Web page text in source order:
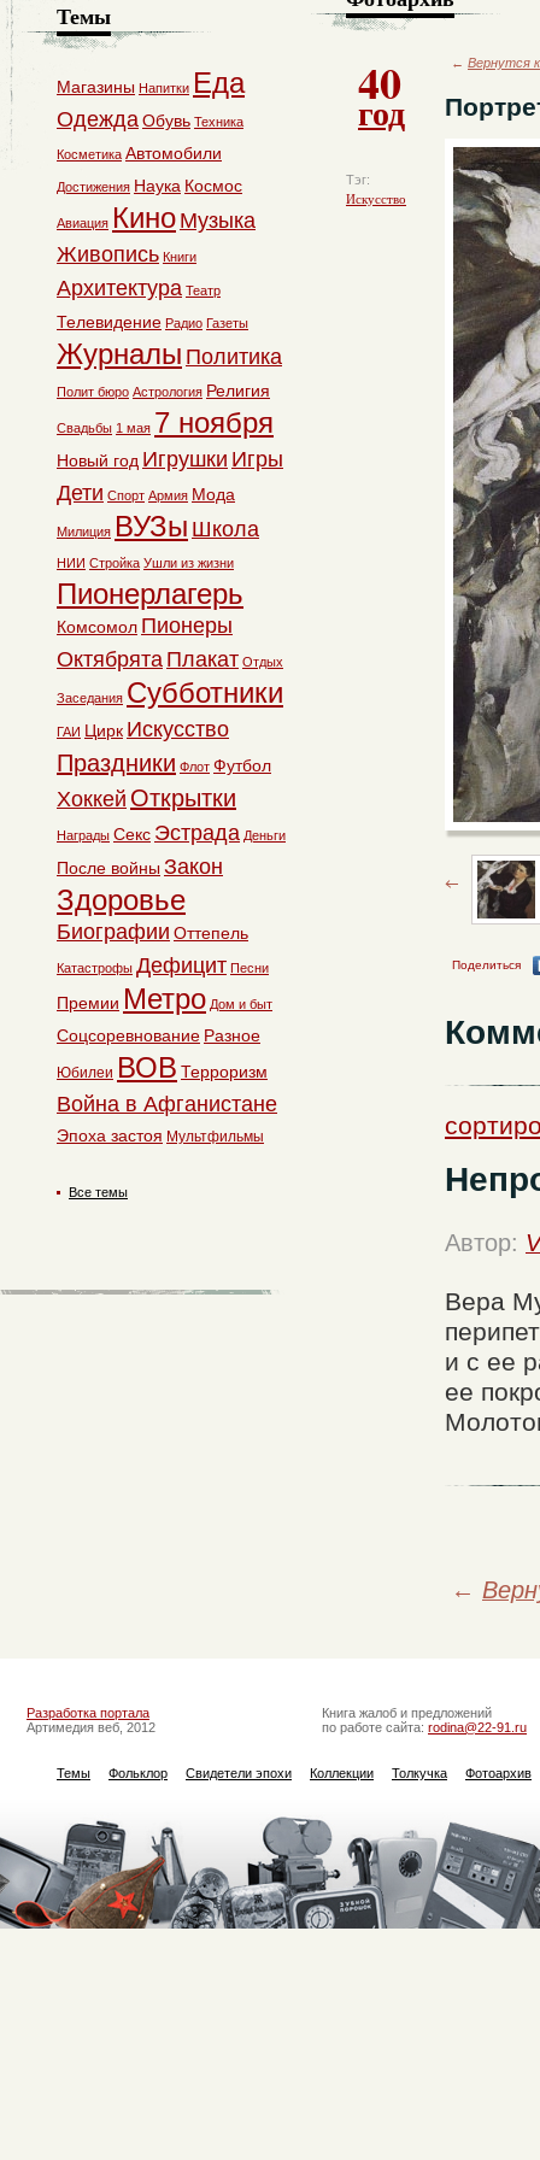
40
год
Тэг:
Искусство
← Вернутся
Поделиться
Автор:
Вера
и с ее
ее
←
Темы
Магазины Напитки Еда
ОдеждаОбувь Техника
Косметика Автомобили
Достижения Наука Космос
Авиация Кино Музыка
Живопись Книги
Архитектура Театр
Телевидение Радио Газеты
Журналы Политика
Полит бюро Астрология Религия
Свадьбы 1 мая 7 ноября
Новый год Игрушки Игры
Дети Спорт Армия Мода
Милиция ВУЗы Школа
НИИ Стройка Ушли из жизни
Пионерлагерь
Комсомол Пионеры
Октябрята Плакат Отдых
Заседания Субботники
ГАИ Цирк Искусство
Праздники Флот Футбол
Хоккей Открытки
Награды Секс Эстрада Деньги
После войны Закон
Здоровье
Биографии Оттепель
Катастрофы Дефицит Песни
Премии Метро Дом и быт
Соцсоревнование Разное
Юбилеи ВОВ Терроризм
Война в Афганистане
Эпоха застоя Мультфильмы
Все темы
Разработка портала
Артимедия веб, 2012
Книга жалоб и предложений
по работе сайта: rodina@22-91.ru
Темы Фольклор Свидетели эпохи Коллекции Толкучка Фотоархив